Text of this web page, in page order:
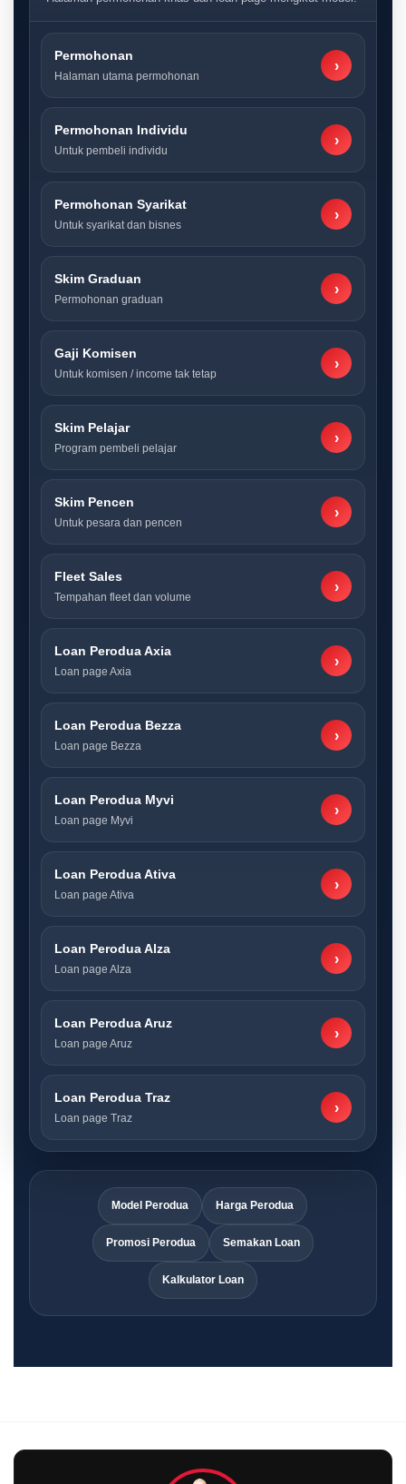
Permohonan
Halaman utama permohonan
›
Permohonan Individu
Untuk pembeli individu
›
Permohonan Syarikat
Untuk syarikat dan bisnes
›
Skim Graduan
Permohonan graduan
›
Gaji Komisen
Untuk komisen / income tak tetap
›
Skim Pelajar
Program pembeli pelajar
›
Skim Pencen
Untuk pesara dan pencen
›
Fleet Sales
Tempahan fleet dan volume
›
Loan Perodua Axia
Loan page Axia
›
Loan Perodua Bezza
Loan page Bezza
›
Loan Perodua Myvi
Loan page Myvi
›
Loan Perodua Ativa
Loan page Ativa
›
Loan Perodua Alza
Loan page Alza
›
Loan Perodua Aruz
Loan page Aruz
›
Loan Perodua Traz
Loan page Traz
›
Model Perodua Harga Perodua
Promosi Perodua Semakan Loan
Kalkulator Loan